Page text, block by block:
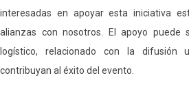
interesadas en apoyar esta iniciativa
alianzas con nosotros. El apoyo puede
logístico, relacionado con la difusión
contribuyan al éxito del evento.